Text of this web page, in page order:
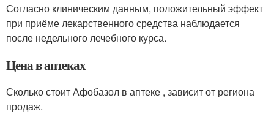
Согласно клиническим данным, положительный эффект
при приёме лекарственного средства наблюдается
после недельного лечебного курса.
Цена в аптеках
Сколько стоит Афобазол в аптеке , зависит от региона
продаж.